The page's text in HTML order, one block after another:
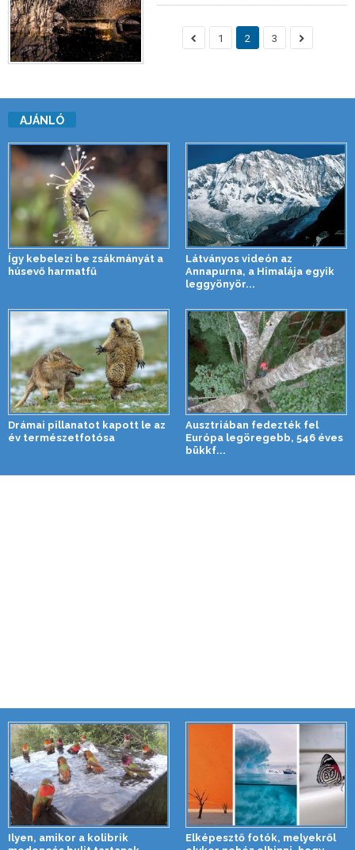
1 2 3
AJÁNLÓ
Így kebelezi be zsákmányát a
húsevő harmatfű
Látványos videón az
Annapurna, a Himalája egyik
leggyönyör...
Drámai pillanatot kapott le az
év természetfotósa
Ausztriában fedezték fel
Európa legöregebb, 546 éves
bükkf...
Ilyen, amikor a kolibrik
Elképesztő fotók, melyekről